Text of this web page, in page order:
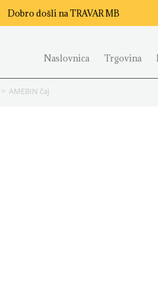
Dobro došli na TRAVAR MB
Naslovnica Trgovina
> AMEBIN čaj